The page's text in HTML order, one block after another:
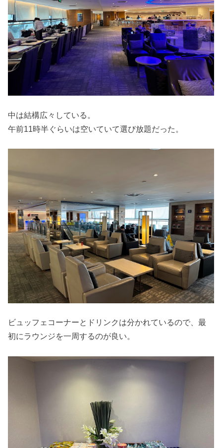
中は結構広々している。
午前11時半ぐらいは空いていて選び放題だった。
ビュッフェコーナーとドリンクは分かれているので、最
初にラウンジを一周するのが良い。